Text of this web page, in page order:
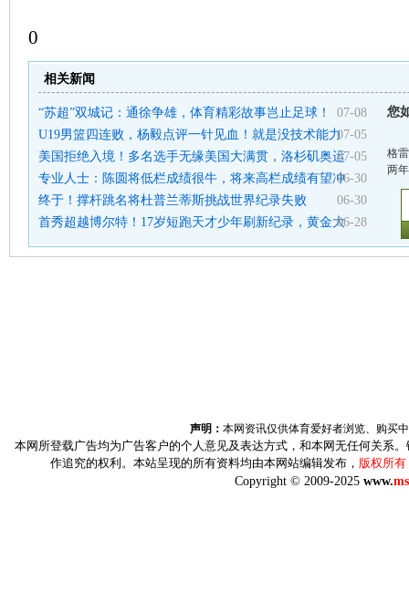
0
相关新闻
“苏超”双城记：通徐争雄，体育精彩故事岂止足球！
07-08
U19男篮四连败，杨毅点评一针见血！就是没技术能力07-05
美国拒绝入境！多名选手无缘美国大满贯，洛杉矶奥运07-05
专业人士：陈圆将低栏成绩很牛，将来高栏成绩有望冲06-30
终于！撑杆跳名将杜普兰蒂斯挑战世界纪录失败
06-30
首秀超越博尔特！17岁短跑天才少年刷新纪录，黄金大06-28
您
格
两年
声明： 本网资讯仅供体育爱好者浏览、购买
本网所登载广告均为广告客户的个人意见及表达方式，和本网无任何关系
作追究的权利。本站呈现的所有资料均由本网站编辑发布， 版权所有
Copyright © 2009-2025 www.